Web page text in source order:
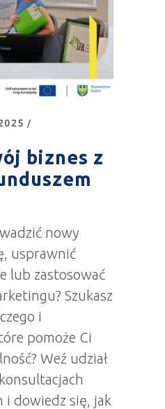
biznes z
nowy
usprawnić
lub zastosować
Szukasz
i
pomoże Ci
Weź udział
dowiedz się, jak